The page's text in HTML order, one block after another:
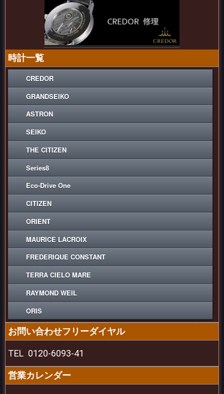
時計一覧
CREDOR
GRANDSEIKO
ASTRON
SEIKO
THE CITIZEN
Series8
Eco-Drive One
CITIZEN
ORIENT
MAURICE LACROIX
FREDERIQUE CONSTANT
TERRA CIELO MARE
RAYMOND WEIL
ORIS
お問い合わせフリーダイヤル
TEL 0120-6093-41
営業カレンダー